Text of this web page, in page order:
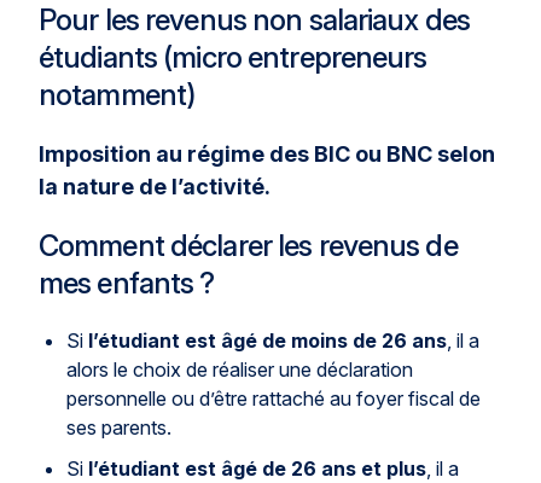
Pour les revenus non salariaux des
étudiants (micro entrepreneurs
notamment)
Imposition au régime des BIC ou BNC selon
la nature de l’activité.
Comment déclarer les revenus de
mes enfants ?
Si l’étudiant est âgé de moins de 26 ans , il a
alors le choix de réaliser une déclaration
personnelle ou d’être rattaché au foyer fiscal de
ses parents.
Si l’étudiant est âgé de 26 ans et plus , il a